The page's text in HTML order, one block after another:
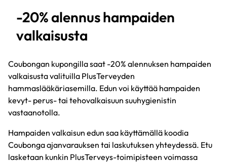
-20% alennus hampaiden
valkaisusta
Coubongan kupongilla saat -20% alennuksen hampaiden
valkaisusta valituilla PlusTerveyden
hammaslääkäriasemilla. Edun voi käyttää hampaiden
kevyt- perus- tai tehovalkaisuun suuhygienistin
vastaanotolla.
Hampaiden valkaisun edun saa käyttämällä koodia
Coubonga ajanvarauksen tai laskutuksen yhteydessä. Etu
lasketaan kunkin PlusTerveys-toimipisteen voimassa